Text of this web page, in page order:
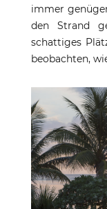
immer
den Strand
schattiges
beobachten,